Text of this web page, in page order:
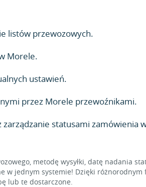
listów przewozowych.
Morele.
ustawień.
przez Morele przewoźnikami.
zarządzanie statusami zamówienia
metodę wysyłki, datę nadania
jednym systemie! Dzięki różnorodnym
lub te dostarczone.